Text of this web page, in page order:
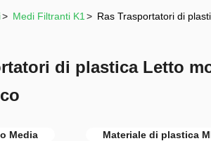
> Medi Filtranti K1 > Ras Trasportatori di
di plastica Letto
Media
Materiale di plastica